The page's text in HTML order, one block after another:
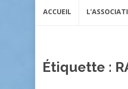
ACCUEIL
Étiquette :